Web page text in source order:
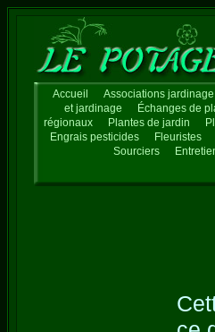
Accueil Associations jardinage
et jardinage
Échanges de
régionaux
Plantes de jardin
Engrais pesticides
Fleuristes
Sourciers